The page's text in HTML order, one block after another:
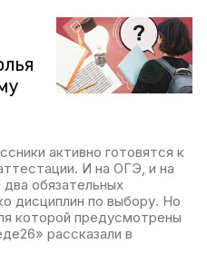
активно готовятся к
И на ОГЭ, и на
обязательных
дисциплин по выбору. Но
которой предусмотрены
рассказали в